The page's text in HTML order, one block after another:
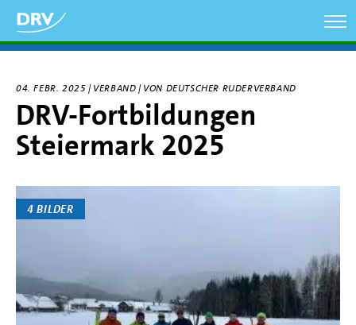
zum
Inhalt
04. FEBR. 2025 | VERBAND | VON DEUTSCHER RUDERVERBAND
DRV-Fortbildungen
Steiermark 2025
4 BILDER